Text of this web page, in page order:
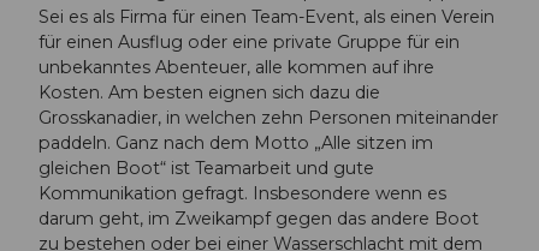
Sei es als Firma für einen Team-Event, als einen Verein
für einen Ausflug oder eine private Gruppe für ein
unbekanntes Abenteuer, alle kommen auf ihre
Kosten. Am besten eignen sich dazu die
Grosskanadier, in welchen zehn Personen miteinander
paddeln. Ganz nach dem Motto „Alle sitzen im
gleichen Boot“ ist Teamarbeit und gute
Kommunikation gefragt. Insbesondere wenn es
darum geht, im Zweikampf gegen das andere Boot
zu bestehen oder bei einer Wasserschlacht mit dem